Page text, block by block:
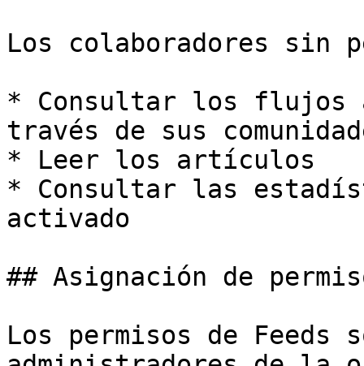
Los colaboradores sin
* Consultar los flujos
través de sus
* Leer los artículos
* Consultar las
activado
## Asignación de
Los permisos de Feeds